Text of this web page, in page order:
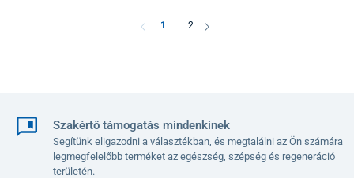
1 2
Szakértő támogatás mindenkinek
Segítünk eligazodni a választékban, és megtalálni az Ön számára
legmegfelelőbb terméket az egészség, szépség és regeneráció
területén.